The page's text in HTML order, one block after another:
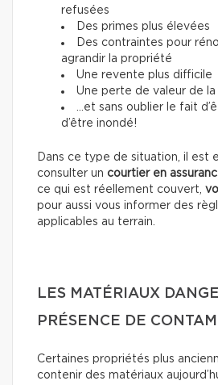
refusées
Des primes plus élevées
Des contraintes pour
agrandir la propriété
Une revente plus difficile
Une perte de valeur de
…et sans oublier le fait
d’être inondé!
Dans ce type de situation, il est
consulter un courtier en
ce qui est réellement couvert,
pour aussi vous informer des
applicables au terrain.
LES MATÉRIAUX
PRÉSENCE DE
Certaines propriétés plus
contenir des matériaux